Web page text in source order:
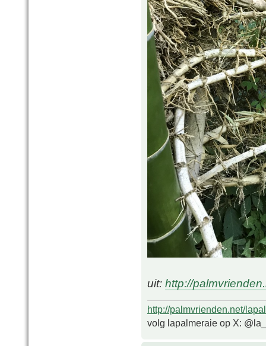
uit: http://
http://palmvrienden.net/
volg lapalmeraie op X: